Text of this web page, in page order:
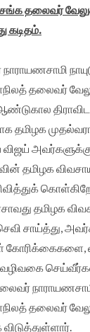
தலைவர்
கடிதம்.
தலைவர்
தமிழக
விஜய்
தமிழக
தமிழக
சாய்த்து,
கோரிக்கைகளை,
தலைவர்